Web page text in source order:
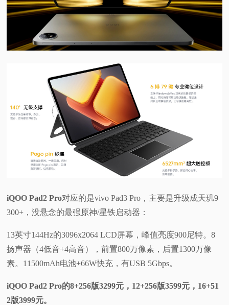
iQOO Pad2 Pro对应的是vivo Pad3 Pro，主要是升级成天玑9
300+，没悬念的最强原神/星铁启动器：
13英寸144Hz的3096x2064 LCD屏幕，峰值亮度900尼特。8
扬声器（4低音+4高音），前置800万像素，后置1300万像
素。11500mAh电池+66W快充，有USB 5Gbps。
iQOO Pad2 Pro的8+256版3299元，12+256版3599元，16+51
2版3999元。